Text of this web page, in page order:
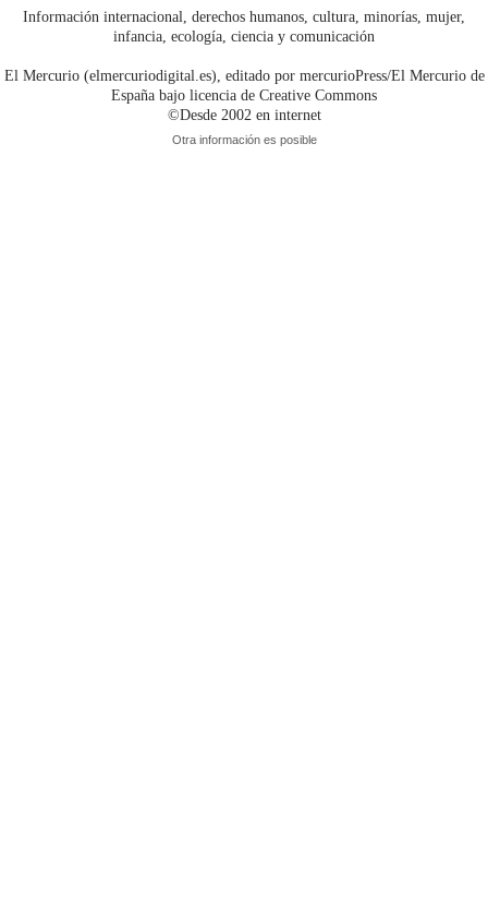
Información internacional, derechos humanos, cultura, minorías, mujer,
infancia, ecología, ciencia y comunicación
El Mercurio (elmercuriodigital.es), editado por mercurioPress/El Mercurio de
España bajo licencia de Creative Commons
©Desde 2002 en internet
Otra información es posible